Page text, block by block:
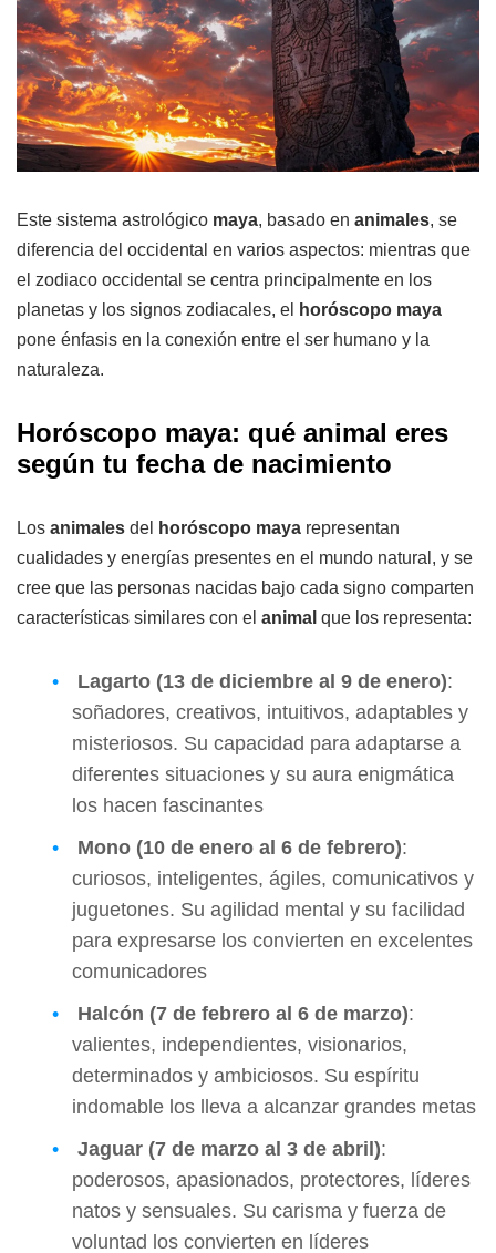
Este sistema astrológico maya, basado en animales, se
diferencia del occidental en varios aspectos: mientras que
el zodiaco occidental se centra principalmente en los
planetas y los signos zodiacales, el
horóscopo maya
pone énfasis en la conexión entre el ser humano y la
naturaleza.
Horóscopo maya: qué animal eres
según tu fecha de nacimiento
Los animales del horóscopo maya representan
cualidades y energías presentes en el mundo natural, y se
cree que las personas nacidas bajo cada signo comparten
características similares con el animal que los representa:
Lagarto (13 de diciembre al 9 de enero):
soñadores, creativos, intuitivos, adaptables y
misteriosos. Su capacidad para adaptarse a
diferentes situaciones y su aura enigmática
los hacen fascinantes
Mono (10 de enero al 6 de febrero):
curiosos, inteligentes, ágiles, comunicativos y
juguetones. Su agilidad mental y su facilidad
para expresarse los convierten en excelentes
comunicadores
Halcón (7 de febrero al 6 de marzo):
valientes, independientes, visionarios,
determinados y ambiciosos. Su espíritu
indomable los lleva a alcanzar grandes metas
Jaguar (7 de marzo al 3 de abril):
poderosos, apasionados, protectores, líderes
natos y sensuales. Su carisma y fuerza de
voluntad los convierten en líderes